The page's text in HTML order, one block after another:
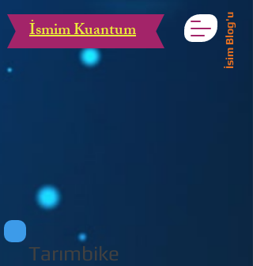
İsmim Kuantum İsim Blog'u
Tarımbike